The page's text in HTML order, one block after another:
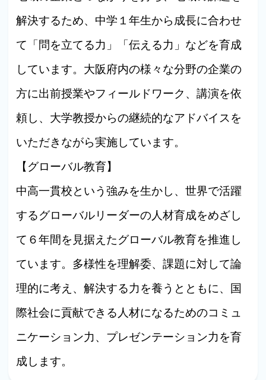
解決するため、中学１年生から成長に合わせ
て「問を立てる力」「伝える力」などを育成
しています。大阪府内の様々な分野の企業の
方に出前授業やフィールドワーク、講演を依
頼し、大学教授からの継続的なアドバイスを
いただきながら実施しています。
【グローバル教育】
中高一貫校という強みを生かし、世界で活躍
するグローバルリーダーの人材育成をめざし
て６年間を見据えたグローバル教育を推進し
ています。多様性を理解委、課題に対して論
理的に考え、解決する力を養うとともに、国
際社会に貢献できる人材になるためのコミュ
ニケーション力、プレゼンテーション力を育
成します。